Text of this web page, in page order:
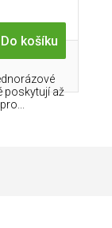
Do košíku
poskytují až